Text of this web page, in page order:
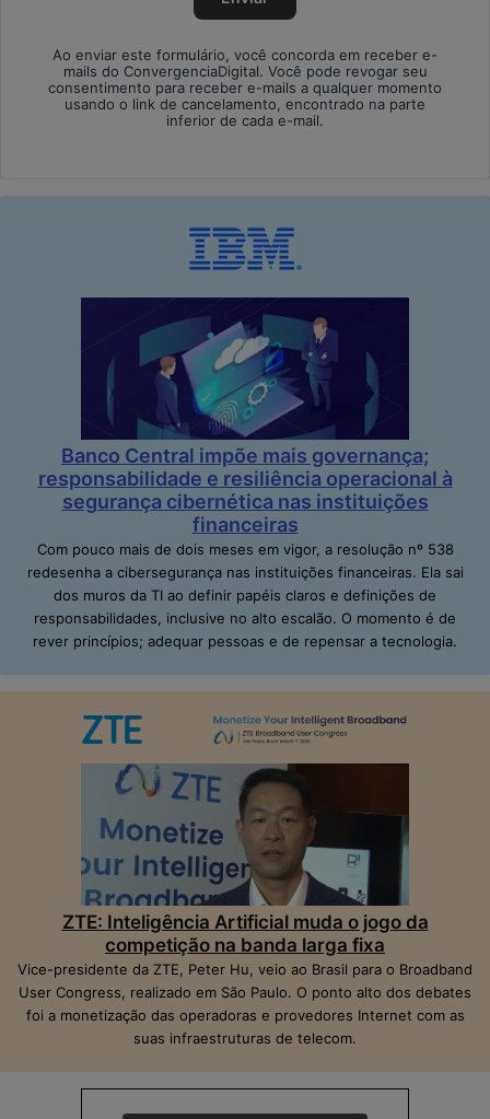
Ao enviar este formulário, você concorda em receber e-
mails do ConvergenciaDigital. Você pode revogar seu
consentimento para receber e-mails a qualquer momento
usando o link de cancelamento, encontrado na parte
inferior de cada e-mail.
Banco Central impõe mais governança;
responsabilidade e resiliência operacional à
segurança cibernética nas instituições
financeiras
Com pouco mais de dois meses em vigor, a resolução nº 538
redesenha a cibersegurança nas instituições financeiras. Ela sai
dos muros da TI ao definir papéis claros e definições de
responsabilidades, inclusive no alto escalão. O momento é de
rever princípios; adequar pessoas e de repensar a tecnologia.
ZTE: Inteligência Artificial muda o jogo da
competição na banda larga fixa
Vice-presidente da ZTE, Peter Hu, veio ao Brasil para o Broadband
User Congress, realizado em São Paulo. O ponto alto dos debates
foi a monetização das operadoras e provedores Internet com as
suas infraestruturas de telecom.